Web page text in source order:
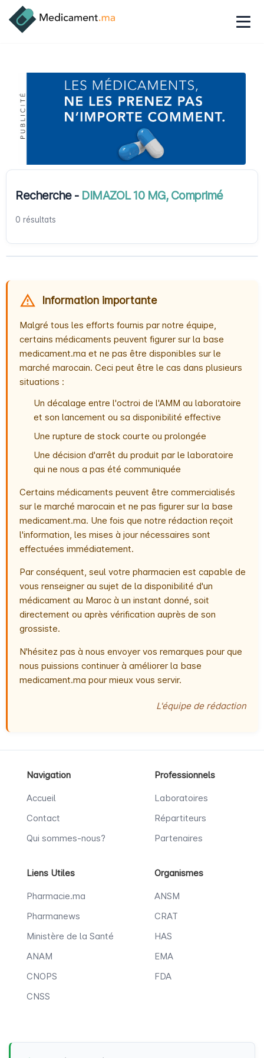
Recherche - DIMAZOL 10 MG, Comprimé
0 résultats
Information importante
Malgré tous les efforts fournis par notre équipe,
certains médicaments peuvent figurer sur la base
medicament.ma et ne pas être disponibles sur le
marché marocain. Ceci peut être le cas dans plusieurs
situations :
Un décalage entre l'octroi de l'AMM au laboratoire
et son lancement ou sa disponibilité effective
Une rupture de stock courte ou prolongée
Une décision d'arrêt du produit par le laboratoire
qui ne nous a pas été communiquée
Certains médicaments peuvent être commercialisés
sur le marché marocain et ne pas figurer sur la base
medicament.ma. Une fois que notre rédaction reçoit
l'information, les mises à jour nécessaires sont
effectuées immédiatement.
Par conséquent, seul votre pharmacien est capable de
vous renseigner au sujet de la disponibilité d'un
médicament au Maroc à un instant donné, soit
directement ou après vérification auprès de son
grossiste.
N'hésitez pas à nous envoyer vos remarques pour que
nous puissions continuer à améliorer la base
medicament.ma pour mieux vous servir.
L'équipe de rédaction
Navigation
Accueil
Contact
Qui sommes-nous?
Professionnels
Laboratoires
Répartiteurs
Partenaires
Liens Utiles
Pharmacie.ma
Pharmanews
Ministère de la Santé
ANAM
CNOPS
CNSS
Organismes
ANSM
CRAT
HAS
EMA
FDA